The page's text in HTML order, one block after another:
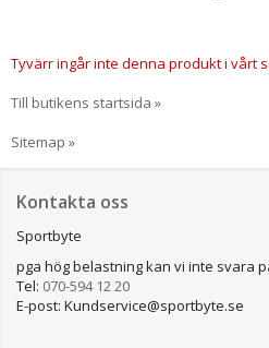
Tyvärr ingår inte denna produkt i vårt
Till butikens startsida »
Sitemap »
Kontakta oss
Sportbyte
pga hög belastning kan vi inte svara
Tel: 070-594 12 20
E-post: Kundservice@sportbyte.se